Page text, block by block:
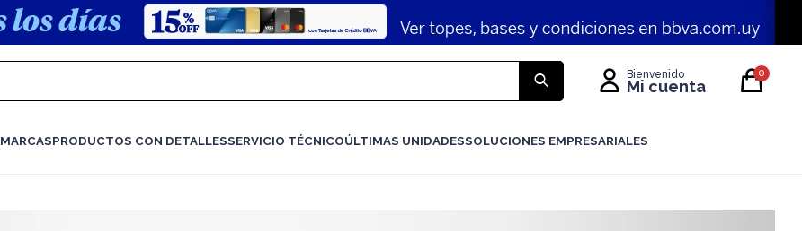
MARCASPRODUCTOS CON DETALLESSERVICIO TÉCNICOÚLTIMAS UNIDADESSOLUCIONES EMPRESARIALES
0